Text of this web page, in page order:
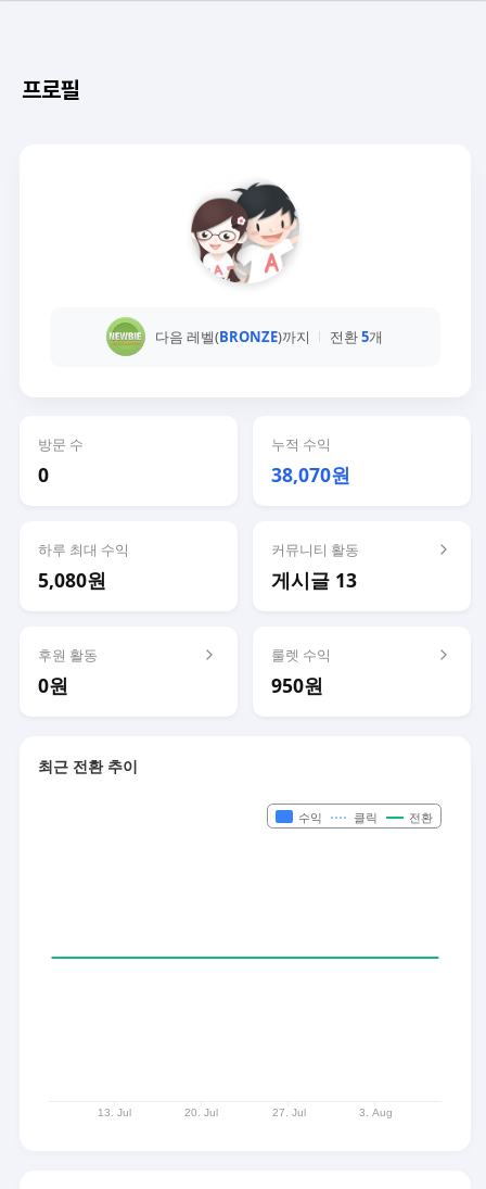
프로필
다음 레벨(BRONZE)까지 전환5개
방문 수
0
누적 수익
38,070원
하루 최대 수익
5,080원
커뮤니티 활동
게시글 13
후원 활동
0원
룰렛 수익
950원
최근 전환 추이